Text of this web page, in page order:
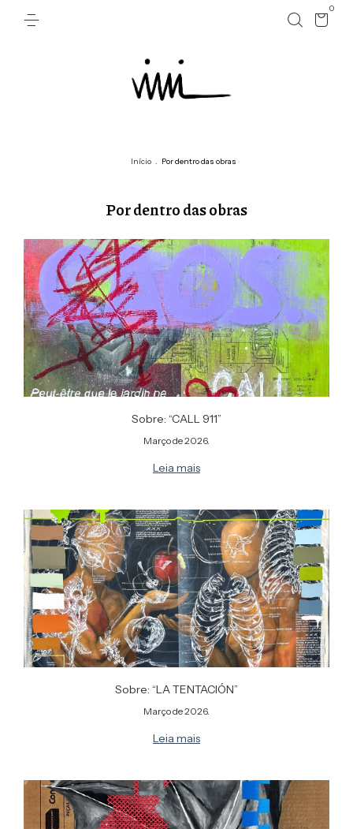
0
Início . Processo criativo
Sobre: “CALL 911”
Março de 2026.
Leia mais
Sobre: “LA TENTACIÓN”
Março de 2026.
Leia mais